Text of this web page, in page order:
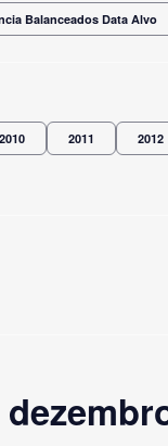
Balanceados Data Alvo
2010 2011 2012